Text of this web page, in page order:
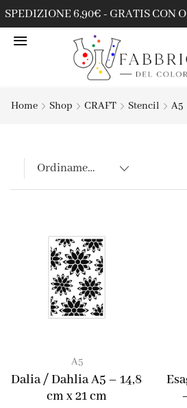
SPEDIZIONE 6,90€ - GRATIS CON
Home Shop CRAFT Stencil A5
A5
Dalia / Dahlia A5 – 14,8
cm x 21 cm